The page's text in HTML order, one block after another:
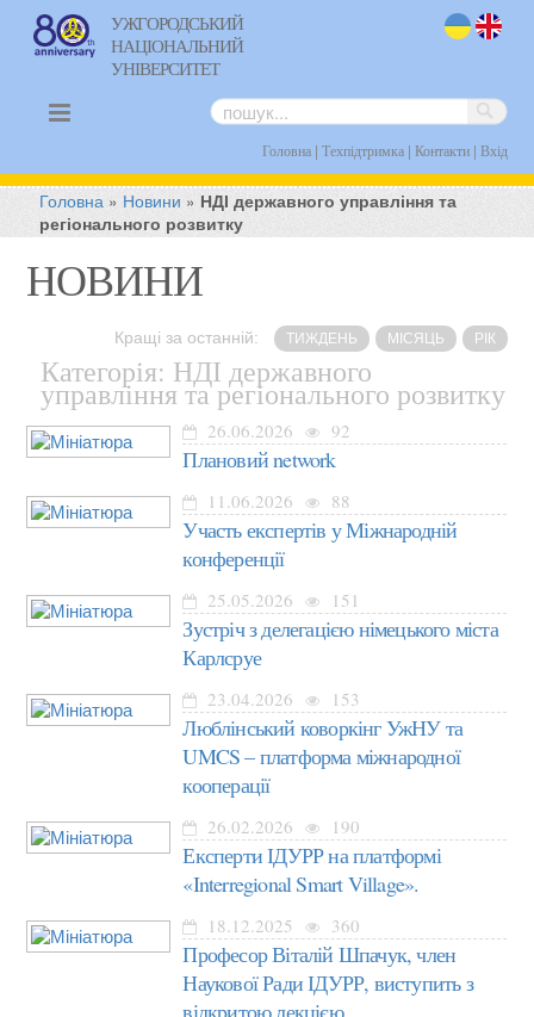
УЖГОРОДСЬКИЙ
НАЦІОНАЛЬНИЙ
УНІВЕРСИТЕТ
Головна| Техпідтримка| Контакти| Вхід
Головна » Новини » НДІ державного управління та
регіонального розвитку
НОВИНИ
Кращі за останній: ТИЖДЕНЬ МІСЯЦЬ РІК
Категорія: НДІ державного
управління та регіонального розвитку
26.06.2026 92
Плановий network
11.06.2026 88
Участь експертів у Міжнародній
конференції
25.05.2026 151
Зустріч з делегацією німецького міста
Карлсруе
23.04.2026 153
Люблінський коворкінг УжНУ та
UMCS – платформа міжнародної
кооперації
26.02.2026 190
Експерти ІДУРР на платформі
«Interregional Smart Village».
18.12.2025 360
Професор Віталій Шпачук, член
Наукової Ради ІДУРР, виступить з
відкритою лекцією